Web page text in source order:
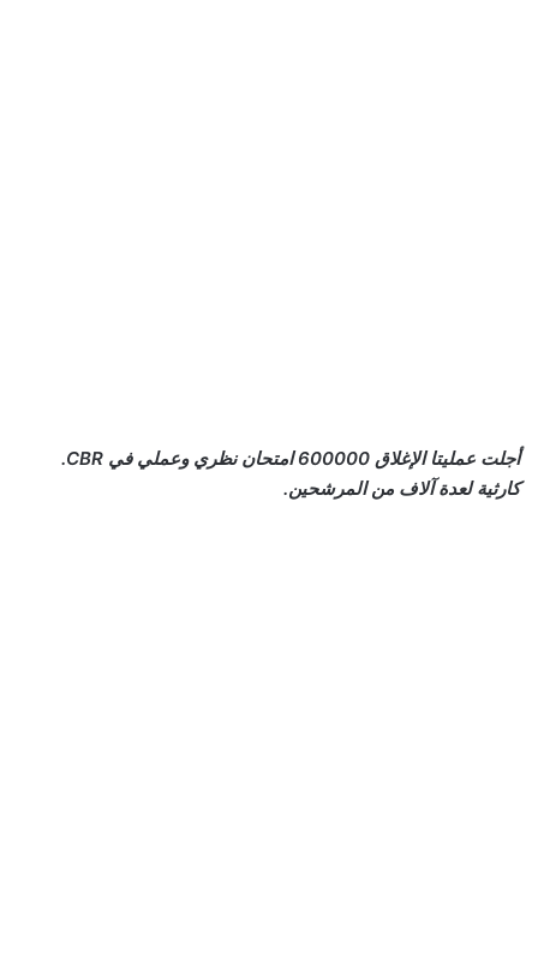
أجلت عمليتا الإغلاق 600000 امتحان نظري وعملي في CBR.
كارثية لعدة آلاف من المرشحين.